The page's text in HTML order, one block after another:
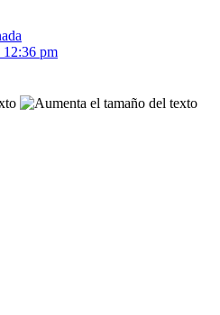
12:36 pm